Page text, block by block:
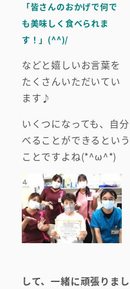
「皆さんのおかげで何で
も美味しく食べられま
す！」(^^)/
などと嬉しいお言葉を
たくさんいただいてい
ます♪
いくつになっても、自
べることができるとい
ことですよね(*^ω^*)
して、一緒に頑張りまし